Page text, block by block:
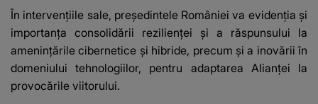
În intervenţiile sale, preşedintele României va evidenţia şi
importanţa consolidării rezilienţei şi a răspunsului la
ameninţările cibernetice şi hibride, precum şi a inovării în
domeniului tehnologiilor, pentru adaptarea Alianţei la
provocările viitorului.